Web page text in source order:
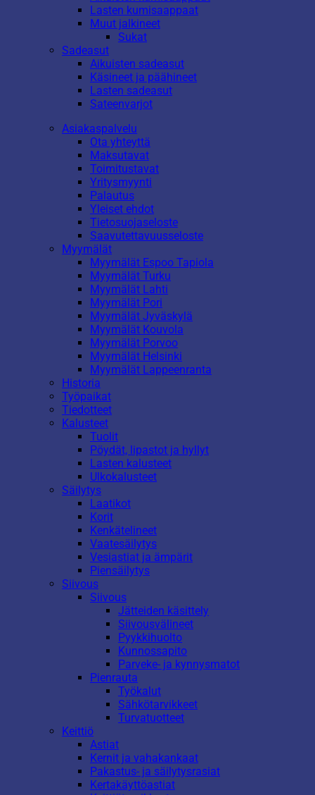
Lasten kumisaappaat
Muut jalkineet
Sukat
Sadeasut
Aikuisten sadeasut
Käsineet ja päähineet
Lasten sadeasut
Sateenvarjot
Asiakaspalvelu
Ota yhteyttä
Maksutavat
Toimitustavat
Yritysmyynti
Palautus
Yleiset ehdot
Tietosuojaseloste
Saavutettavuusseloste
Myymälät
Myymälät Espoo Tapiola
Myymälät Turku
Myymälät Lahti
Myymälät Pori
Myymälät Jyväskylä
Myymälät Kouvola
Myymälät Porvoo
Myymälät Helsinki
Myymälät Lappeenranta
Historia
Työpaikat
Tiedotteet
Kalusteet
Tuolit
Pöydät, lipastot ja hyllyt
Lasten kalusteet
Ulkokalusteet
Säilytys
Laatikot
Korit
Kenkätelineet
Vaatesäilytys
Vesiastiat ja ämpärit
Piensäilytys
Siivous
Siivous
Jätteiden käsittely
Siivousvälineet
Pyykkihuolto
Kunnossapito
Parveke- ja kynnysmatot
Pienrauta
Työkalut
Sähkötarvikkeet
Turvatuotteet
Keittiö
Astiat
Kernit ja vahakankaat
Pakastus- ja säilytysrasiat
Kertakäyttöastiat